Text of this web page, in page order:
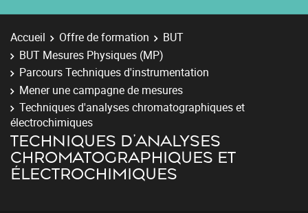
Accueil Offre de formation
BUT
BUT Mesures Physiques (MP)
Parcours Techniques d'instrumentation
Mener une campagne de mesures
Techniques d'analyses chromatographiques et
électrochimiques
TECHNIQUES D'ANALYSES
CHROMATOGRAPHIQUES ET
ÉLECTROCHIMIQUES